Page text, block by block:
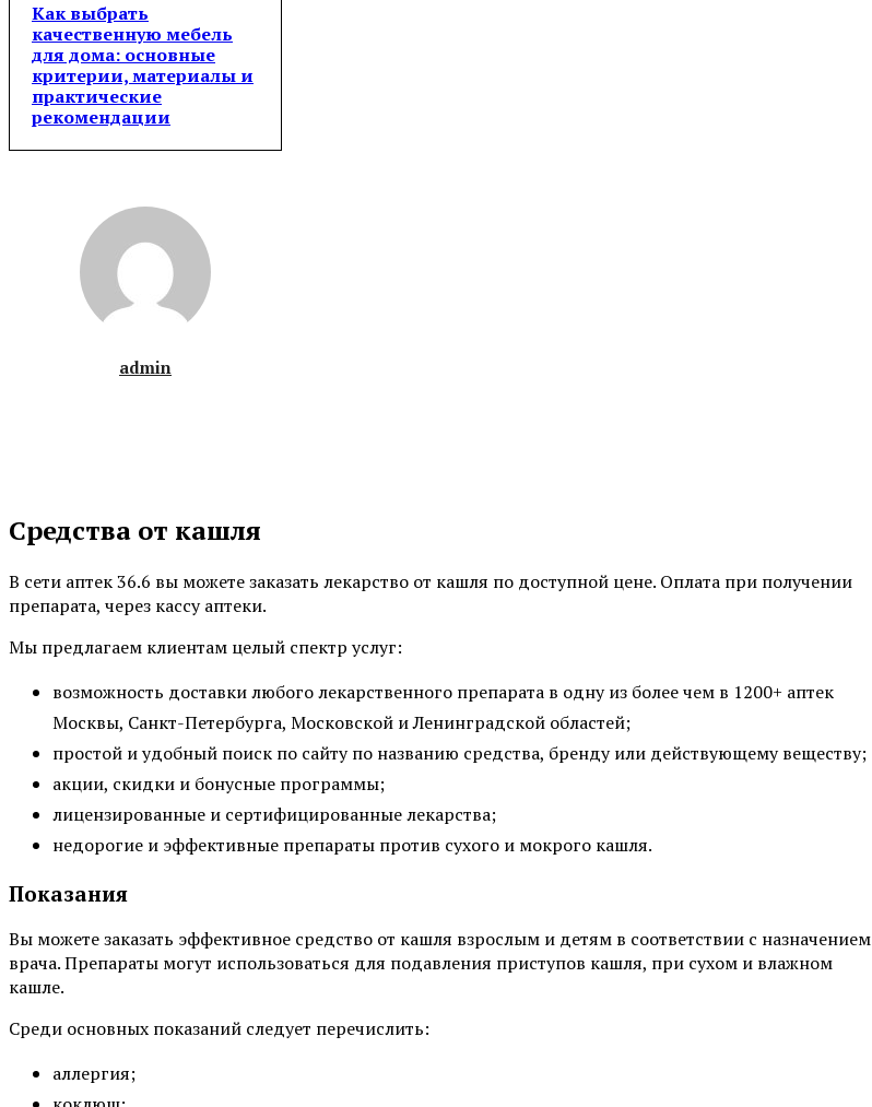
Как выбрать
качественную мебель
для дома: основные
критерии, материалы и
практические
рекомендации
admin
Средства от кашля
В сети аптек 36.6 вы можете заказать лекарство от кашля по доступной цене. Оплата при получении
препарата, через кассу аптеки.
Мы предлагаем клиентам целый спектр услуг:
возможность доставки любого лекарственного препарата в одну из более чем в 1200+ аптек
Москвы, Санкт-Петербурга, Московской и Ленинградской областей;
простой и удобный поиск по сайту по названию средства, бренду или действующему веществу;
акции, скидки и бонусные программы;
лицензированные и сертифицированные лекарства;
недорогие и эффективные препараты против сухого и мокрого кашля.
Показания
Вы можете заказать эффективное средство от кашля взрослым и детям в соответствии с назначением
врача. Препараты могут использоваться для подавления приступов кашля, при сухом и влажном
кашле.
Среди основных показаний следует перечислить:
аллергия;